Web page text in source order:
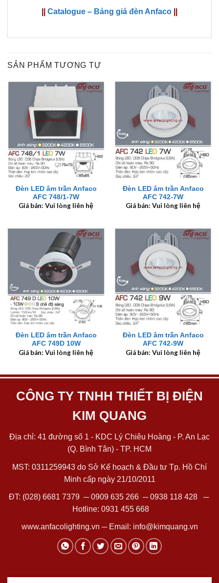
Catalogue – Bảng giá đèn Anfaco
SẢN PHẨM TƯƠNG TỰ
Đèn LED âm trần Anfaco
AFC 748/1-7W
Giá bán: Vui lòng liên hệ
Đèn LED âm trần Anfaco
AFC 742-7W
Giá bán: Vui lòng liên hệ
Đèn LED âm trần Anfaco
AFC 749D 10W
Giá bán: Vui lòng liên hệ
Đèn LED âm trần Anfaco
AFC 742-9W
Giá bán: Vui lòng liên hệ
CÔNG TY TNHH THIẾT BỊ ĐIỆN
KIM QUANG
Địa chỉ: 41 đường số 1 - KDC Lý Chiêu Hoàng - P. An Lạc
(Q. Bình Tân) - TP. HCM
MST: 0311259943 do Sở Kế hoạch & Đầu tư Tp. Hồ Chí
Minh cấp ngày 21/10/2011
ĐT: (028) 6681 7379 ─0909 635 266─0938 118 428─
Hotline: 0931 455 668
www.anfacolighting.vn ─ Email: info@kimquang.vn